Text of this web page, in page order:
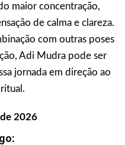
maior concentração,
de calma e clareza.
com outras poses
Adi Mudra pode ser
jornada em direção ao
2026